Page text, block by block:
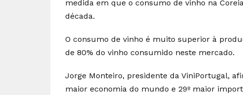
medida em que o consumo de vinho na
década.
O consumo de vinho é muito superior à
de 80% do vinho consumido neste mercado.
Jorge Monteiro, presidente da ViniPortugal,
maior economia do mundo e 29º maior